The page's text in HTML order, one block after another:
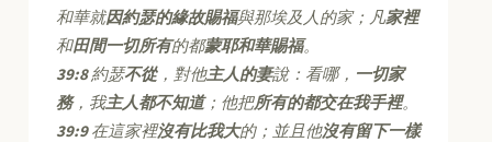
和華就因約瑟的緣故賜福與那埃及人的家；凡家裡
和田間一切所有的都蒙耶和華賜福。
39:8約瑟不從，對他主人的妻說：看哪， 一切家
務，我主人都不知道；他把所有的都交在我手裡。
39:9在這家裡沒有比我大的；並且他沒有留下一樣